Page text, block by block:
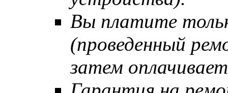
Вы платите
(проведенный
затем